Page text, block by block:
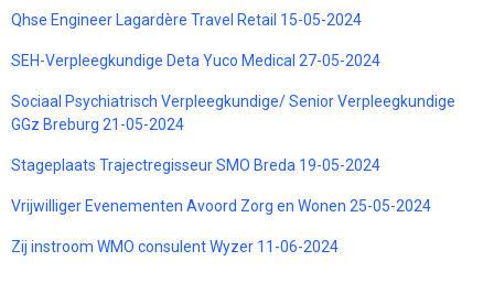
Qhse Engineer Lagardère Travel Retail 15-05-2024
SEH-Verpleegkundige Deta Yuco Medical 27-05-2024
Sociaal Psychiatrisch Verpleegkundige/ Senior Verpleegkundige
GGz Breburg 21-05-2024
Stageplaats Trajectregisseur SMO Breda 19-05-2024
Vrijwilliger Evenementen Avoord Zorg en Wonen 25-05-2024
Zij instroom WMO consulent Wyzer 11-06-2024